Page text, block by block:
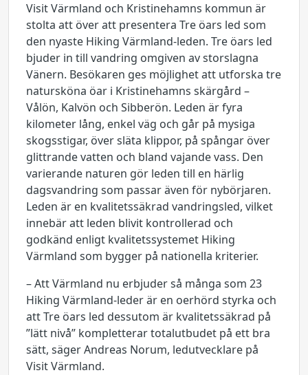
Visit Värmland och Kristinehamns kommun är
stolta att över att presentera Tre öars led som
den nyaste Hiking Värmland-leden. Tre öars led
bjuder in till vandring omgiven av storslagna
Vänern. Besökaren ges möjlighet att utforska tre
natursköna öar i Kristinehamns skärgård –
Vålön, Kalvön och Sibberön. Leden är fyra
kilometer lång, enkel väg och går på mysiga
skogsstigar, över släta klippor, på spångar över
glittrande vatten och bland vajande vass. Den
varierande naturen gör leden till en härlig
dagsvandring som passar även för nybörjaren.
Leden är en kvalitetssäkrad vandringsled, vilket
innebär att leden blivit kontrollerad och
godkänd enligt kvalitetssystemet Hiking
Värmland som bygger på nationella kriterier.
– Att Värmland nu erbjuder så många som 23
Hiking Värmland-leder är en oerhörd styrka och
att Tre öars led dessutom är kvalitetssäkrad på
”lätt nivå” kompletterar totalutbudet på ett bra
sätt, säger Andreas Norum, ledutvecklare på
Visit Värmland.